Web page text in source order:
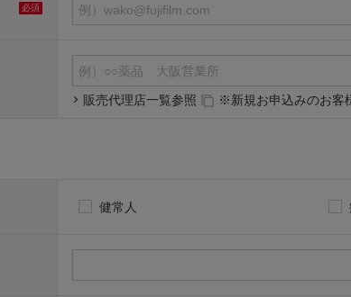
必須
販売代理店一覧参照 ※新規お申込みのお客
健常人